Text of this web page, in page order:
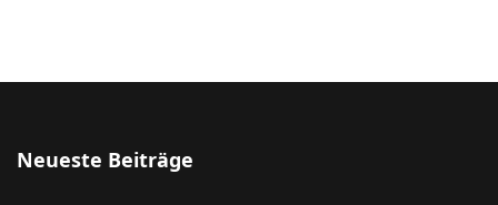
Neueste Beiträge